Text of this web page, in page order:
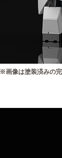
※画像は塗装済みの